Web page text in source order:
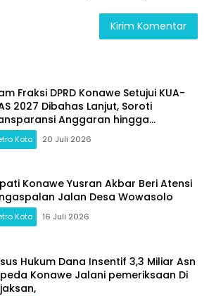
Fraksi DPRD Konawe Setujui KUA-
2027 Dibahas Lanjut, Soroti
Anggaran hingga
Pangan
Kota 20 Juli 2026
Konawe Yusran Akbar Beri Atensi
Jalan Desa Wowasolo
Kota 16 Juli 2026
Hukum Dana Insentif 3,3 Miliar Asn
Konawe Jalani pemeriksaan Di